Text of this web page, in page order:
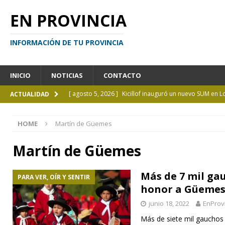
EN PROVINCIA
INFORMACIÓN DE TU PROVINCIA
INICIO NOTICIAS CONTACTO
ACTUALIDAD [ agosto 5, 2026 ] Kicillof inauguró un nuevo SUM en
[ agosto 4, 2026 ]
La UCALP abre la inscripción
GENERAL
[ agosto 5, 2026 ] La mujer que sobrevivió tras ser
CURIOSIDADES
HOME Martín de Güemes
Martín de Güemes
PARA VER, OÍR Y SENTIR
Más de 7 mil
honor a Güemes
junio 18, 2022
Más de siete mil